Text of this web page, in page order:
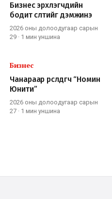
Бизнес эрхлэгчдийн
бодит өсөлтийг дэмжинэ
2026 оны долоодугаар сарын
29 · 1 мин уншина
Бизнес
Чанараар өрсөлдөгч “Номин
Юнити”
2026 оны долоодугаар сарын
27 · 1 мин уншина